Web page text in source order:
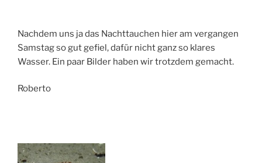
Nachdem uns ja das Nachttauchen hier am vergangen
Samstag so gut gefiel, dafür nicht ganz so klares
Wasser. Ein paar Bilder haben wir trotzdem gemacht.
Roberto